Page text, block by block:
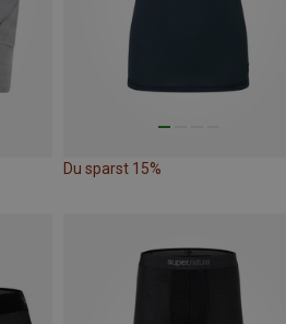
Du sparst 15%